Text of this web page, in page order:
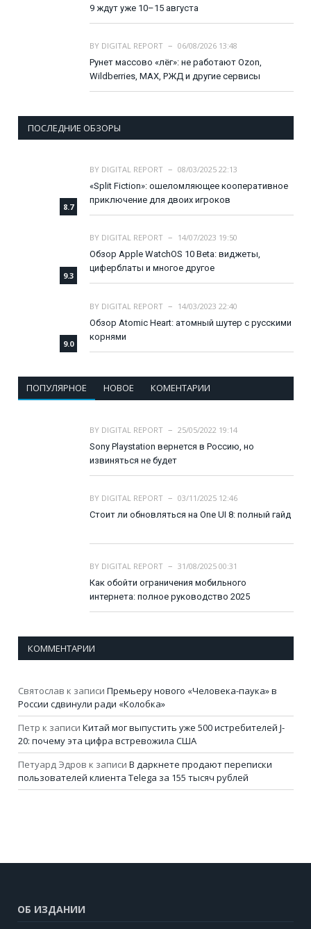
9 ждут уже 10–15 августа
BY DIGITAL REPORT
06/08/2026 13:48
Рунет массово «лёг»: не работают Ozon,
Wildberries, MAX, РЖД и другие сервисы
ПОСЛЕДНИЕ ОБЗОРЫ
8.7
BY DIGITAL REPORT
08/03/2025 22:13
«Split Fiction»: ошеломляющее кооперативное
приключение для двоих игроков
9.3
BY DIGITAL REPORT
14/07/2023 19:50
Обзор Apple WatchOS 10 Beta: виджеты,
циферблаты и многое другое
9.0
BY DIGITAL REPORT
14/03/2023 22:40
Обзор Atomic Heart: атомный шутер с русскими
корнями
ПОПУЛЯРНОЕ НОВОЕ КОМЕНТАРИИ
BY DIGITAL REPORT
25/05/2022 19:14
Sony Playstation вернется в Россию, но
извиняться не будет
BY DIGITAL REPORT
03/11/2025 12:46
Стоит ли обновляться на One UI 8: полный гайд
BY DIGITAL REPORT
31/08/2025 00:31
Как обойти ограничения мобильного
интернета: полное руководство 2025
КОММЕНТАРИИ
Святослав к записи Премьеру нового «Человека-паука» в
России сдвинули ради «Колобка»
Петр к записи Китай мог выпустить уже 500 истребителей J-
20: почему эта цифра встревожила США
Петуард Эдров к записи В даркнете продают переписки
пользователей клиента Telega за 155 тысяч рублей
ОБ ИЗДАНИИ